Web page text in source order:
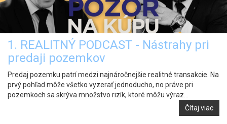
1. REALITNÝ PODCAST - Nástrahy pri
predaji pozemkov
Predaj pozemku patrí medzi najnáročnejšie realitné transakcie. Na
prvý pohľad môže všetko vyzerať jednoducho, no práve pri
pozemkoch sa skrýva množstvo rizík, ktoré môžu výraz...
Čítaj viac